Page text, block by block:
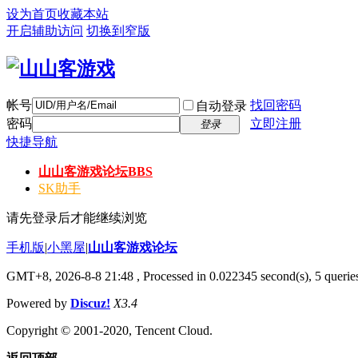
设为首页收藏本站
开启辅助访问 切换到窄版
帐号 自动登录 找回密码
密码
登录
立即注册
快捷导航
山山客游戏论坛BBS
SK助手
请先登录后才能继续浏览
手机版|小黑屋|山山客游戏论坛
GMT+8, 2026-8-8 21:48 , Processed in 0.022345 second(s), 5
Powered by Discuz! X3.4
Copyright © 2001-2020, Tencent Cloud.